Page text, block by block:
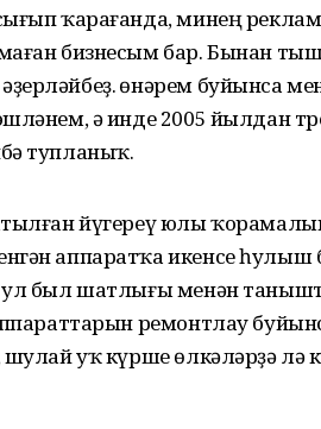
ҡарағанда, минең
бизнесым бар. Бынан
Һөнәрем буйынса
ә инде 2005 йылдан
тупланыҡ.
йүгереү юлы
аппаратҡа икенсе һулыш
ул был шат­лығы менән
ремонтлау
шулай уҡ күрше өлкәләрҙә лә